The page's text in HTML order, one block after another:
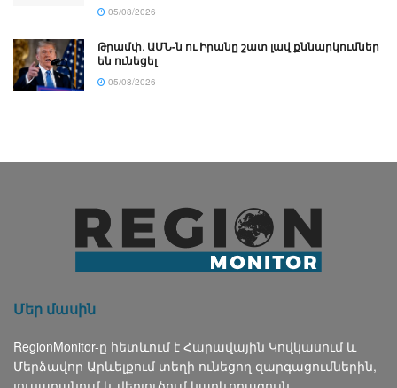
05/08/2026
Թրամփ․ ԱՄՆ-ն ու Իրանը շատ լավ քննարկումներ
են ունեցել
05/08/2026
Մեր մասին
RegionMonitor-ը հետևում է Հարավային Կովկասում և
Մերձավոր Արևելքում տեղի ունեցող զարգացումներին,